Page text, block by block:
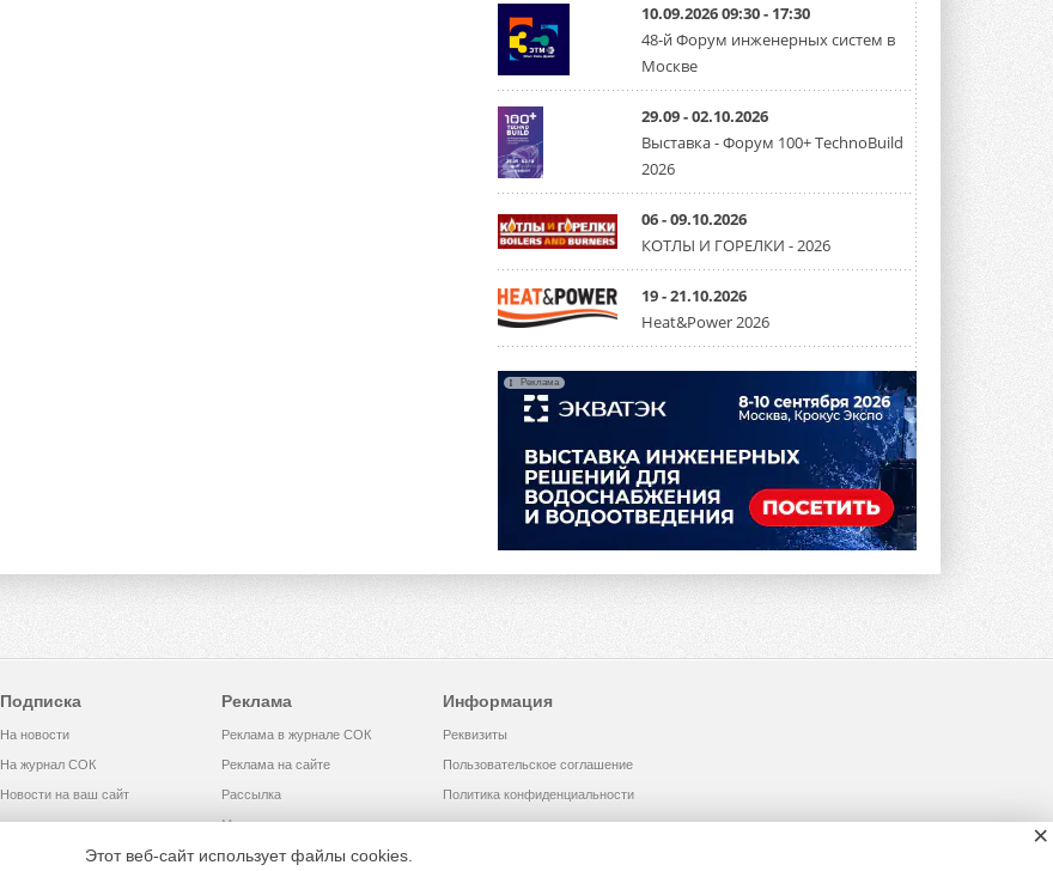
10.09.2026 09:30 - 17:30
48-й Форум инженерных систем в
Москве
29.09 - 02.10.2026
Выставка - Форум 100+ TechnoBuild
2026
06 - 09.10.2026
КОТЛЫ И ГОРЕЛКИ - 2026
19 - 21.10.2026
Heat&Power 2026
Реклама
Подписка
На новости
На журнал СОК
Новости на ваш сайт
Реклама
Реклама в журнале СОК
Реклама на сайте
Рассылка
Медиакит
Информация
Реквизиты
Пользовательское соглашение
Политика конфиденциальности
Этот веб-сайт использует файлы cookies.
×